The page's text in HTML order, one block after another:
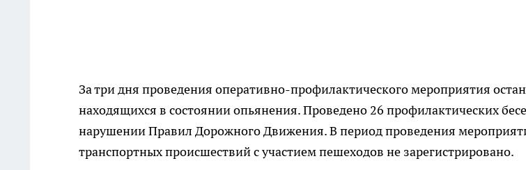
За три дня проведения оперативно-профилактического мероприятия
находящихся в состоянии опьянения. Проведено 26 профилактических
нарушении Правил Дорожного Движения. В период проведения
транспортных происшествий с участием пешеходов не зарегистрировано.